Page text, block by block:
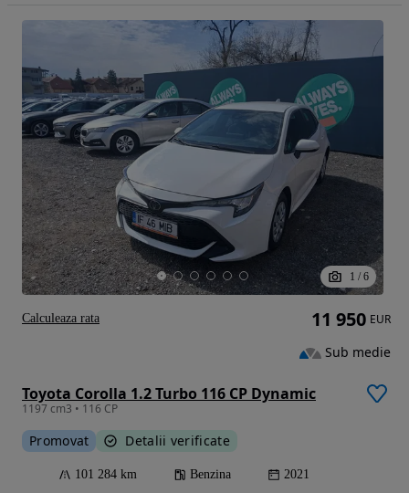
1 / 6
Toyota Corolla 1.2 Turbo 116 CP Dynamic
1197 cm3 • 116 CP
Promovat Detalii verificate
101 284 km Benzina 2021
11 950 EUR
Sub medie
Calculeaza rata